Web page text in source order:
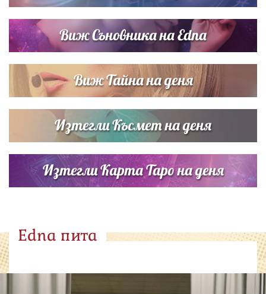
Виж Съновника на Edna
Виж Тайна на деня
Изтегли Късмет на деня
Изтегли Карта Таро на деня
Edna пита